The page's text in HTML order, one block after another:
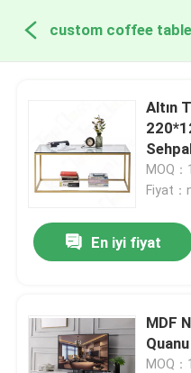
custom coffee
Altın
MOQ
Fiyat
En iyi fiyat
MDF
MOQ：